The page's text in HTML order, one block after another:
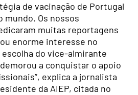
de vacinação de Portugal
Os nossos
muitas reportagens
enorme interesse no
do vice-almirante
a conquistar o apoio
explica a jornalista
da AIEP, citada no